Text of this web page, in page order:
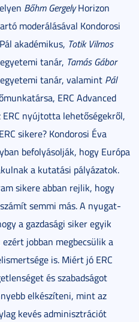
Bőhm GergelyHorizon
moderálásával Kondorosi
akadémikus, Totik Vilmos
tanár, Tamás Gábor
tanár, valamint Pál
ERC Advanced
nyújtotta lehetőségekről,
sikere? Kondorosi Éva
befolyásolják, hogy Európa
a kutatási pályázatok.
sikere abban rejlik, hogy
semmi más. A nyugat-
a gazdasági siker egyik
jobban megbecsülik a
is. Miért jó ERC
és szabadságot
elkészíteni, mint az
kevés adminisztrációt